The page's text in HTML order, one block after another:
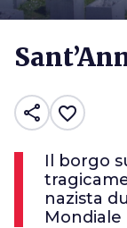
share favorite_border
Il borgo
nazista
Mondiale